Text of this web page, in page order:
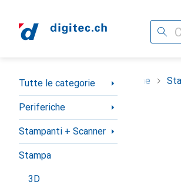
Cerca
Categoria Navigazione
Tutte le categorie
Periferiche
Stampanti + Scanner
Stampa
3D
Tutte le categorie Periferiche